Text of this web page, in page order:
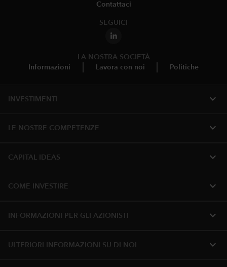
Contattaci
SEGUICI
LA NOSTRA SOCIETÀ
Informazioni
Lavora con noi Politiche
INVESTIMENTI expand_more
LE NOSTRE COMPETENZE expand_more
CAPITAL IDEAS expand_more
COME INVESTIRE expand_more
INFORMAZIONI PER GLI AZIONISTI expand_more
ULTERIORI INFORMAZIONI SU DI NOI expand_more